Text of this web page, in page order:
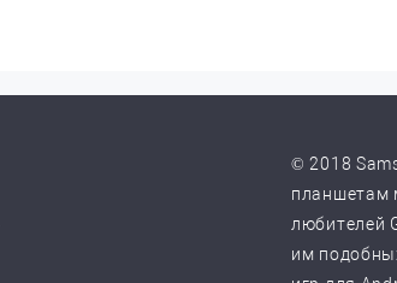
© 2018
планшетам
любителей
им